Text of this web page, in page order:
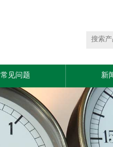
常见问题 新